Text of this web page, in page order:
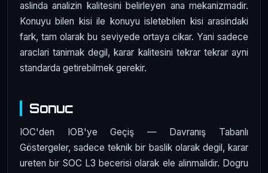
aslinda analizin kalitesini belirleyen ana mekanizmadir.
Konuyu bilen kisi ile konuyu isletebilen kisi arasindaki
fark, tam olarak bu seviyede ortaya cikar. Yani sadece
araclari tanimak degil, karar kalitesini tekrar tekrar ayni
standarda getirebilmek gerekir.
Sonuc
IOC'den IOB'ye Geçiş — Davranış Tabanlı
Göstergeler, sadece teknik bir baslik olarak degil, karar
ureten bir SOC L3 becerisi olarak ele alinmalidir. Dogru